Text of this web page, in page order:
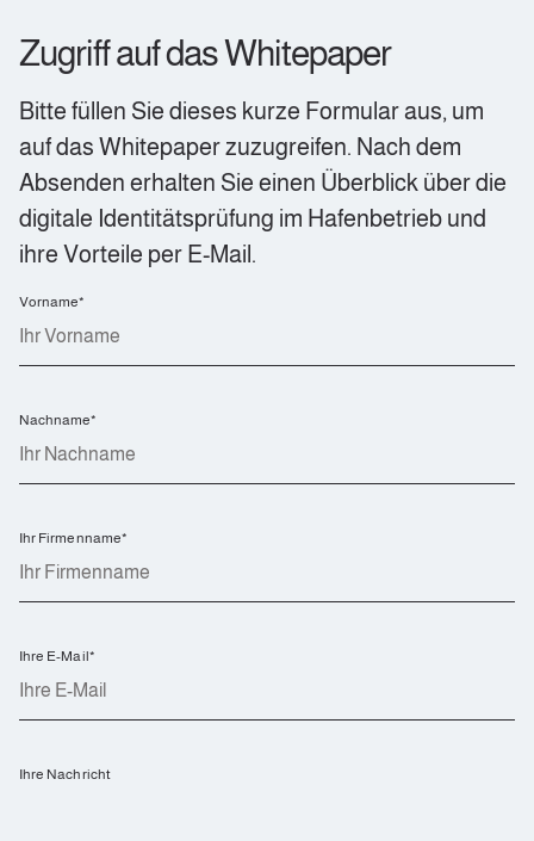
Zugriff auf das Whitepaper
Bitte füllen Sie dieses kurze Formular aus, um
auf das Whitepaper zuzugreifen. Nach dem
Absenden erhalten Sie einen Überblick über die
digitale Identitätsprüfung im Hafenbetrieb und
ihre Vorteile per E-Mail.
Vorname*
Nachname*
Ihr Firmenname*
Ihre E-Mail*
Ihre Nachricht